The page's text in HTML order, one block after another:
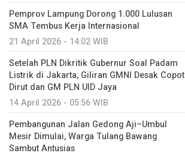
Pemprov Lampung Dorong 1.000 Lulusan
SMA Tembus Kerja Internasional
21 April 2026 - 14:02 WIB
Setelah PLN Dikritik Gubernur Soal Padam
Listrik di Jakarta, Giliran GMNI Desak Copot
Dirut dan GM PLN UID Jaya
14 April 2026 - 05:56 WIB
Pembangunan Jalan Gedong Aji–Umbul
Mesir Dimulai, Warga Tulang Bawang
Sambut Antusias